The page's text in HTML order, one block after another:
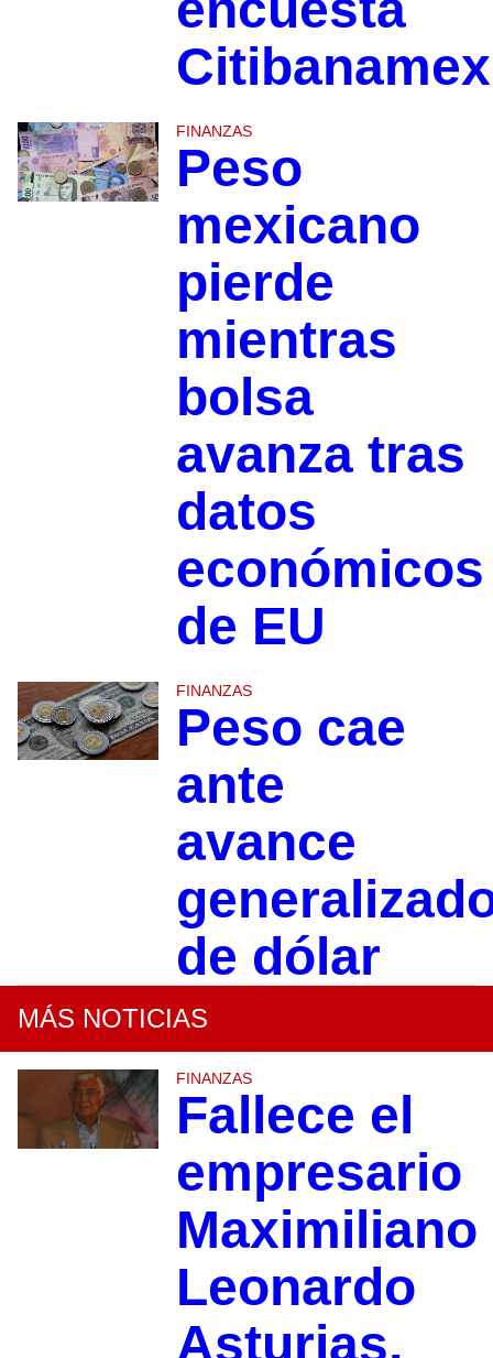
Citibanamex
FINANZAS
Peso
mexicano
pierde
mientras
bolsa
avanza tras
datos
económicos
de EU
FINANZAS
Peso cae
ante
avance
de dólar
MÁS NOTICIAS
FINANZAS
Fallece el
empresario
Maximiliano
Leonardo
Asturias,